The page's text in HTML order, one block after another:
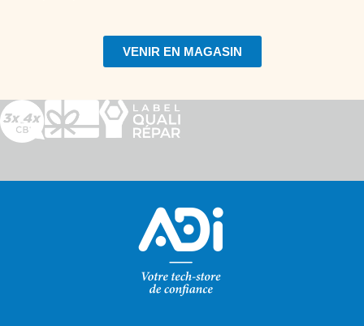
VENIR EN MAGASIN